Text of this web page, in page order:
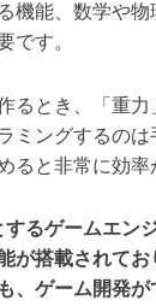
機能、数学や
です。
るとき、「重力
ミングするの
ると非常に効率
るゲームエン
が搭載されて
、ゲーム開発